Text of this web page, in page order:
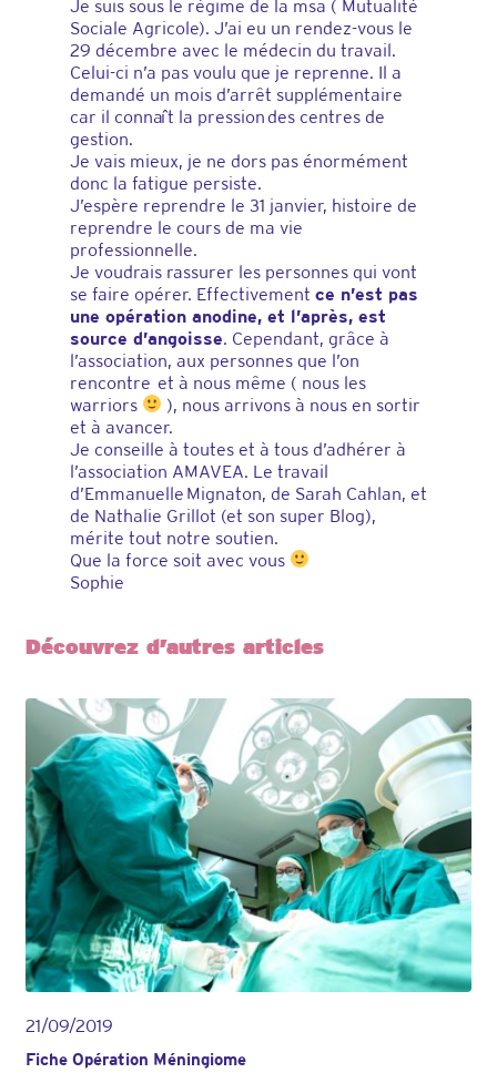
Je suis sous le régime de la msa ( Mutualité
Sociale Agricole). J’ai eu un rendez-vous le
29 décembre avec le médecin du travail.
Celui-ci n’a pas voulu que je reprenne. Il a
demandé un mois d’arrêt supplémentaire
car il connaît la pression des centres de
gestion.
Je vais mieux, je ne dors pas énormément
donc la fatigue persiste.
J’espère reprendre le 31 janvier, histoire de
reprendre le cours de ma vie
professionnelle.
Je voudrais rassurer les personnes qui vont
se faire opérer. Effectivement ce n’est pas
une opération anodine, et l’après, est
source d’angoisse. Cependant, grâce à
l’association, aux personnes que l’on
rencontre et à nous même ( nous les
warriors
), nous arrivons à nous en sortir
et à avancer.
Je conseille à toutes et à tous d’adhérer à
l’association AMAVEA. Le travail
d’Emmanuelle Mignaton, de Sarah Cahlan, et
de Nathalie Grillot (et son super Blog),
mérite tout notre soutien.
Que la force soit avec vous
Sophie
Découvrez d’autres articles
21/09/2019
Fiche Opération Méningiome